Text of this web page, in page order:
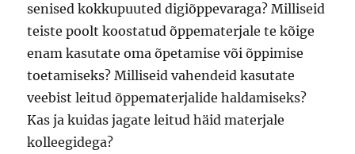
senised kokkupuuted digiõppevaraga? Milliseid
teiste poolt koostatud õppematerjale te kõige
enam kasutate oma õpetamise või õppimise
toetamiseks? Milliseid vahendeid kasutate
veebist leitud õppematerjalide haldamiseks?
Kas ja kuidas jagate leitud häid materjale
kolleegidega?